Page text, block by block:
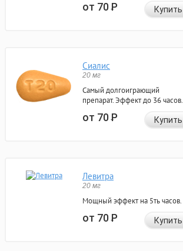
от 70Р Купить
Сиалис
20 мг
Самый долгоиграющий
препарат. Эффект до 36 часов.
от 70Р Купить
Левитра
20 мг
Мощный эффект на 5ть часов.
от 70Р Купить